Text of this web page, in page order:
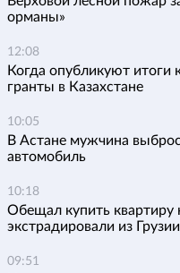
орманы»
12:08
Когда опубликуют итоги
гранты в Казахстане
10:05
В Астане мужчина
автомобиль
10:18
Обещал купить квартиру
экстрадировали из
09:51